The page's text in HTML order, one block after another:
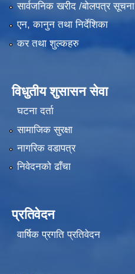
सार्वजनिक खरीद /बोलपत्र सूचना
एन, कानुन तथा निर्देशिका
कर तथा शुल्कहरु
विधुतीय शुसासन सेवा
घटना दर्ता
सामाजिक सुरक्षा
नागरिक वडापत्र
निवेदनको ढाँचा
प्रतिवेदन
वार्षिक प्रगति प्रतिवेदन